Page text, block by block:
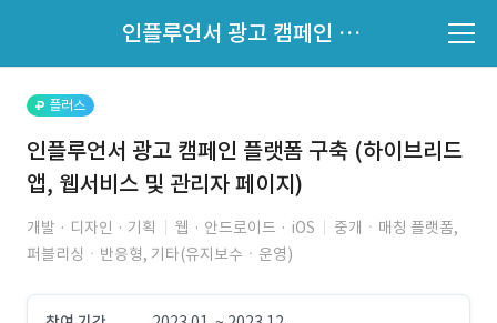
인플루언서 광고 캠페인 플랫폼 구축 (하이브리드 앱, 웹서비스 및 관리자 페이지)
지원자 목록 바로가기
플러스
인플루언서 광고 캠페인 플랫폼 구축 (하이브리드
앱, 웹서비스 및 관리자 페이지)
개발 · 디자인 · 기획 웹 · 안드로이드 · iOS
중개ㆍ매칭 플랫폼,
퍼블리싱ㆍ반응형, 기타(유지보수ㆍ운영)